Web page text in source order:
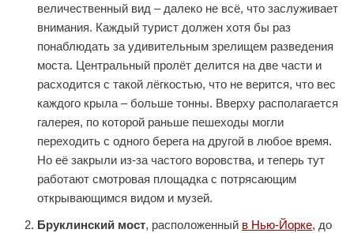
величественный вид – далеко не всё, что заслуживает
внимания. Каждый турист должен хотя бы раз
понаблюдать за удивительным зрелищем разведения
моста. Центральный пролёт делится на две части и
расходится с такой лёгкостью, что не верится, что вес
каждого крыла – больше тонны. Вверху располагается
галерея, по которой раньше пешеходы могли
переходить с одного берега на другой в любое время.
Но её закрыли из-за частого воровства, и теперь тут
работают смотровая площадка с потрясающим
открывающимся видом и музей.
Бруклинский мост, расположенный в Нью-Йорке, до